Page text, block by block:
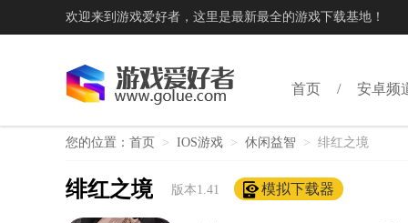
欢迎来到游戏爱好者，这里是最新最全的游戏下载基地！
首页 安卓频
您的位置： 首页 > IOS游戏 > 休闲益智 > 绯红之境
绯红之境 版本1.41 模拟下载器